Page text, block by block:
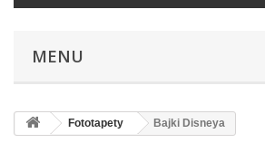
MENU
Fototapety Bajki Disneya